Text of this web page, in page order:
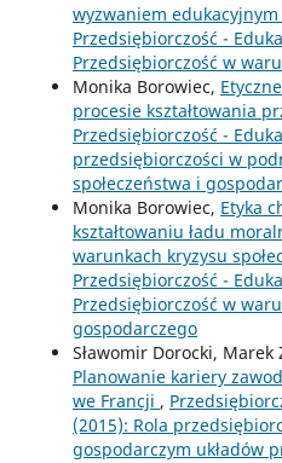
wyzwaniem
Przedsiębiorczość -
Przedsiębiorczość w
Monika Borowiec,
procesie kształtowania
Przedsiębiorczość -
przedsiębiorczości w
społeczeństwa i
Monika Borowiec, Etyka
kształtowaniu ładu
warunkach kryzysu
Przedsiębiorczość -
Przedsiębiorczość w
gospodarczego
Sławomir Dorocki, Marek
Planowanie kariery
we Francji ,
(2015): Rola
gospodarczym układów